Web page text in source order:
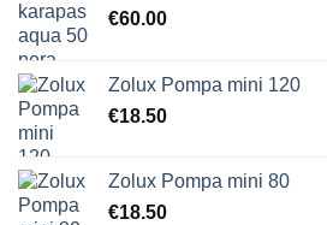
€60.00
Zolux Pompa mini 120
€18.50
Zolux Pompa mini 80
€18.50